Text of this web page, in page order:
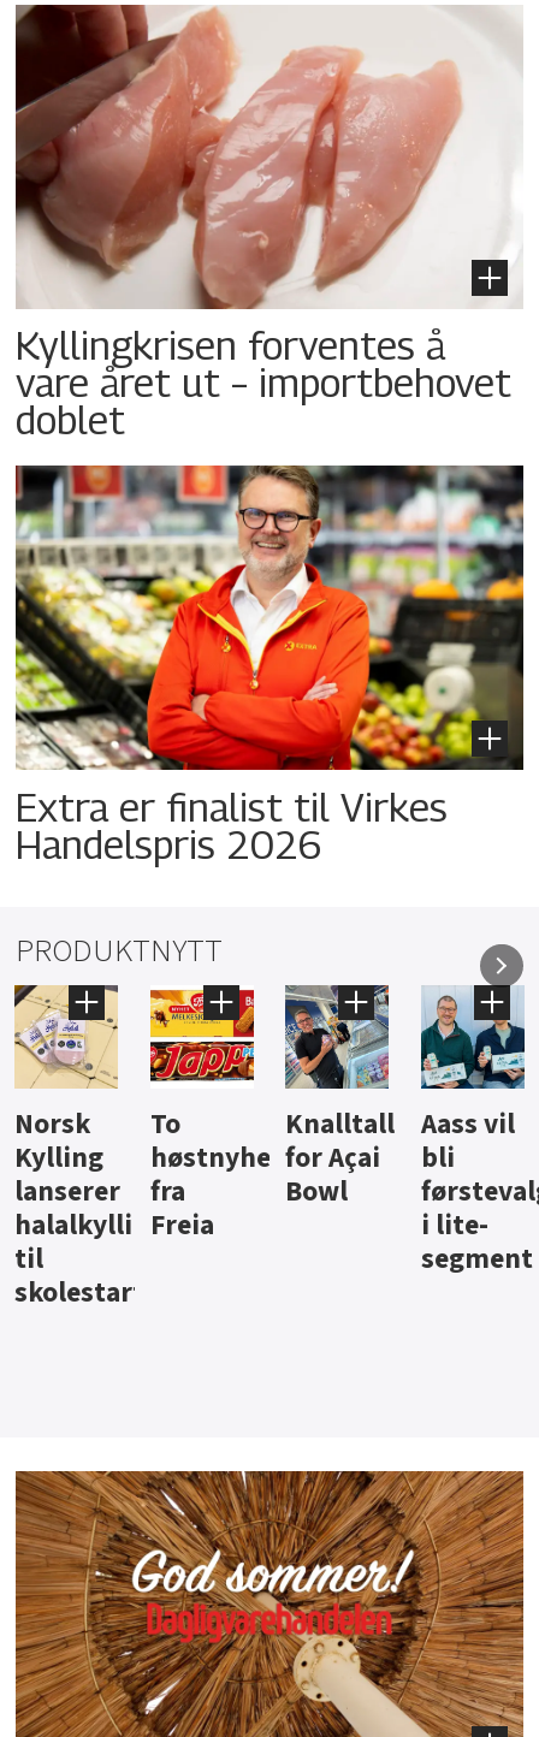
Kyllingkrisen forventes å
vare året ut – importbehovet
doblet
Extra er finalist til Virkes
Handelspris 2026
PRODUKTNYTT
Knalltall
for Açai
Bowl
Aass vil
bli
førstevalg
i lite-
Brus og
jus fra
Berentsen
Hard
iste fra
Hansa